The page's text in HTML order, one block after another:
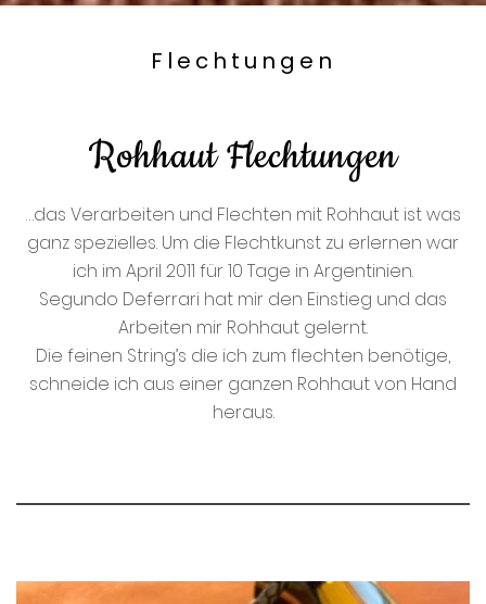
Flechtungen
Rohhaut Flechtungen
…das Verarbeiten und Flechten mit Rohhaut ist was
ganz spezielles. Um die Flechtkunst zu erlernen war
ich im April 2011 für 10 Tage in Argentinien.
Segundo Deferrari hat mir den Einstieg und das
Arbeiten mir Rohhaut gelernt.
Die feinen String’s die ich zum flechten benötige,
schneide ich aus einer ganzen Rohhaut von Hand
heraus.